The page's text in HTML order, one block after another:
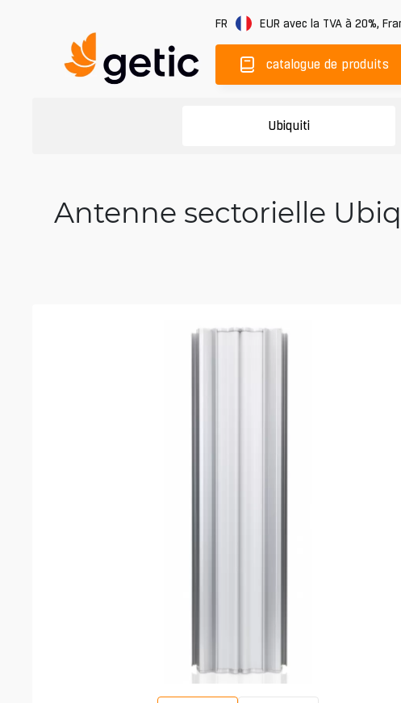
FR EUR avec la TVA à 20%,
catalogue de produits
Ubiquiti
Antenne sectorielle